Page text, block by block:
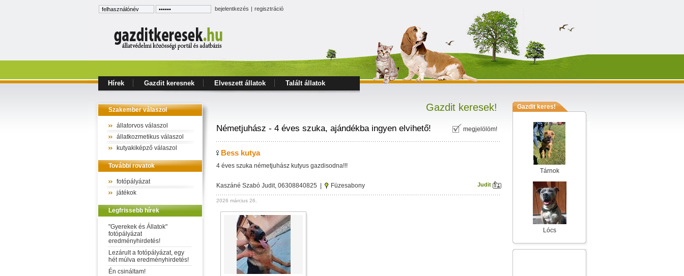
bejelentkezés | regisztráció
Hírek Gazdit keresnek Elveszett állatok Talált állatok
Szakember válaszol
állatorvos válaszol
állatkozmetikus válaszol
kutyakiképző válaszol
További rovatok
fotópályázat
játékok
Legfrissebb hírek
"Gyerekek és Állatok"
fotópályázat
eredményhirdetés!
Lezárult a fotópályázat, egy
hét múlva eredményhirdetés!
Én csináltam!
Gazdit keresek!
megjelölöm!
Németjuhász - 4 éves szuka, ajándékba ingyen elvihető!
Bess kutya
4 éves szuka németjuhász kutyus gazdisodna!!!
Kaszáné Szabó Judit, 06308840825 | Füzesabony Judit
2026 március 26.
Gazdit keres!
Tárnok
Lócs